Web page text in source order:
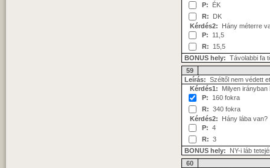
P: ÉK
R: DK
Kérdés2: Hány méterre
P: 11,5
R: 15,5
BONUS hely: Távolabbi fa
59
Leírás: Széltől nem védett
Kérdés1: Milyen irányban
P: 160 fokra
R: 340 fokra
Kérdés2: Hány lába van?
P: 4
R: 3
BONUS hely: NY-i láb
60